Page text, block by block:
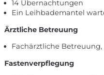
14 Übernachtungen
Ein Leihbademantel
Ärztliche Betreuung
Fachärztliche
Fastenverpflegung